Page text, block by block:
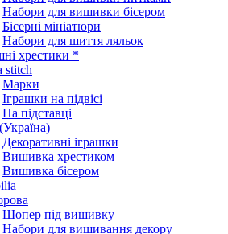
Набори для вишивки бісером
Бісерні мініатюри
Набори для шиття ляльок
хрестики *
stitch
Марки
Іграшки на підвісі
На підставці
Декоративні іграшки
Вишивка хрестиком
Вишивка бісером
Шопер під вишивку
Набори для вишивання декору